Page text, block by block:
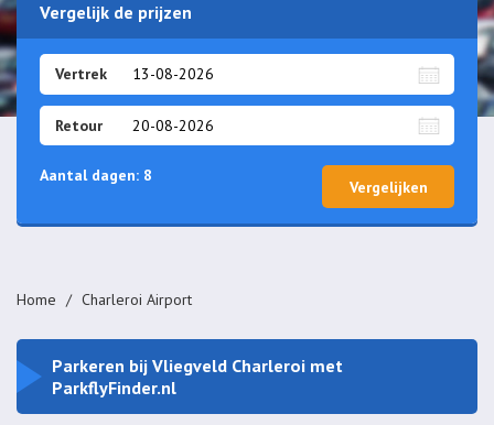
Vergelijk de prijzen
Vertrek
Retour
Aantal dagen: 8
Vergelijken
Home Charleroi Airport
Parkeren bij Vliegveld Charleroi met
ParkflyFinder.nl